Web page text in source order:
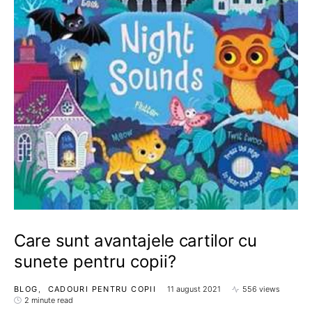
Care sunt avantajele cartilor cu
sunete pentru copii?
BLOG CADOURI PENTRU COPII 11 august 2021
556 views
2 minute read